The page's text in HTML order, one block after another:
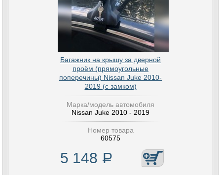
Багажник на крышу за дверной
проём (прямоугольные
поперечины) Nissan Juke 2010-
2019 (с замком)
Марка/модель автомобиля
Nissan Juke 2010 - 2019
Номер товара
60575
5 148 Р